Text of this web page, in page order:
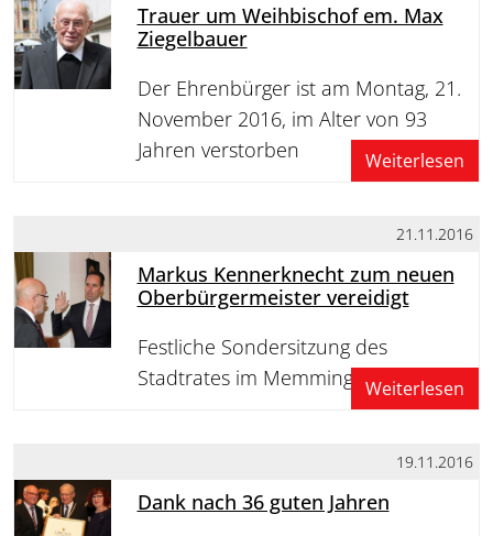
Trauer um Weihbischof em. Max
Ziegelbauer
Der Ehrenbürger ist am Montag, 21.
November 2016, im Alter von 93
Jahren verstorben
Weiterlesen
21.11.2016
Markus Kennerknecht zum neuen
Oberbürgermeister vereidigt
Festliche Sondersitzung des
Stadtrates im Memminger Rathaus
Weiterlesen
19.11.2016
Dank nach 36 guten Jahren